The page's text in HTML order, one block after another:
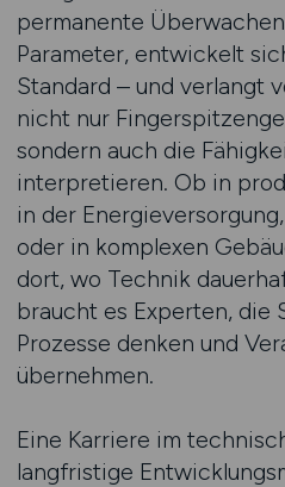
permanente
Parameter, entwickelt
Standard – und verlangt
nicht nur
sondern auch die
interpretieren. Ob in
in der
oder in komplexen
dort, wo Technik
braucht es Experten, die
Prozesse denken und
übernehmen.
Eine Karriere im
langfristige